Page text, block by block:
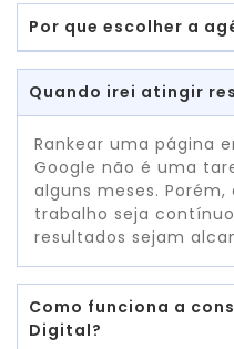
Por que escolher a
Quando irei atingir
Rankear uma página
Google não é uma
alguns meses.
trabalho seja
resultados sejam
Como funciona a
Digital?